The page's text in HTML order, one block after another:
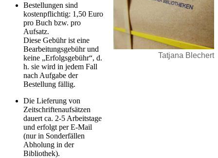
Bestellungen sind
kostenpflichtig: 1,50 Euro
pro Buch bzw. pro
Aufsatz.
Diese Gebühr ist eine
Bearbeitungsgebühr und
keine „Erfolgsgebühr“, d.
h. sie wird in jedem Fall
nach Aufgabe der
Bestellung fällig.
Die Lieferung von
Zeitschriftenaufsätzen
dauert ca. 2-5 Arbeitstage
und erfolgt per E-Mail
(nur in Sonderfällen
Abholung in der
Bibliothek).
Tatjana Blechert